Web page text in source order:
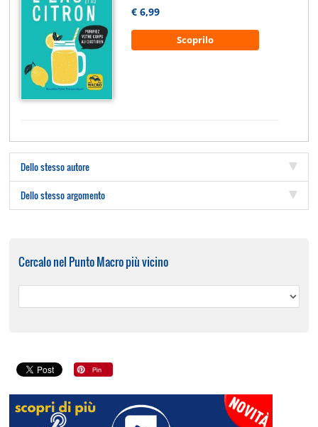
€ 6,99
Scoprilo
Dello stesso autore
Dello stesso argomento
Cercalo nel Punto Macro più vicino